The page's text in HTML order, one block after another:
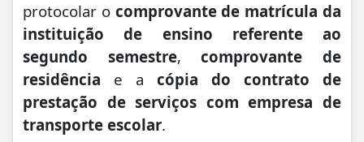
protocolar o comprovante de matrícula da
instituição de ensino referente ao
segundo semestre,comprovante de
residência e a cópia do contrato de
prestação de serviços com empresa de
transporte escolar.